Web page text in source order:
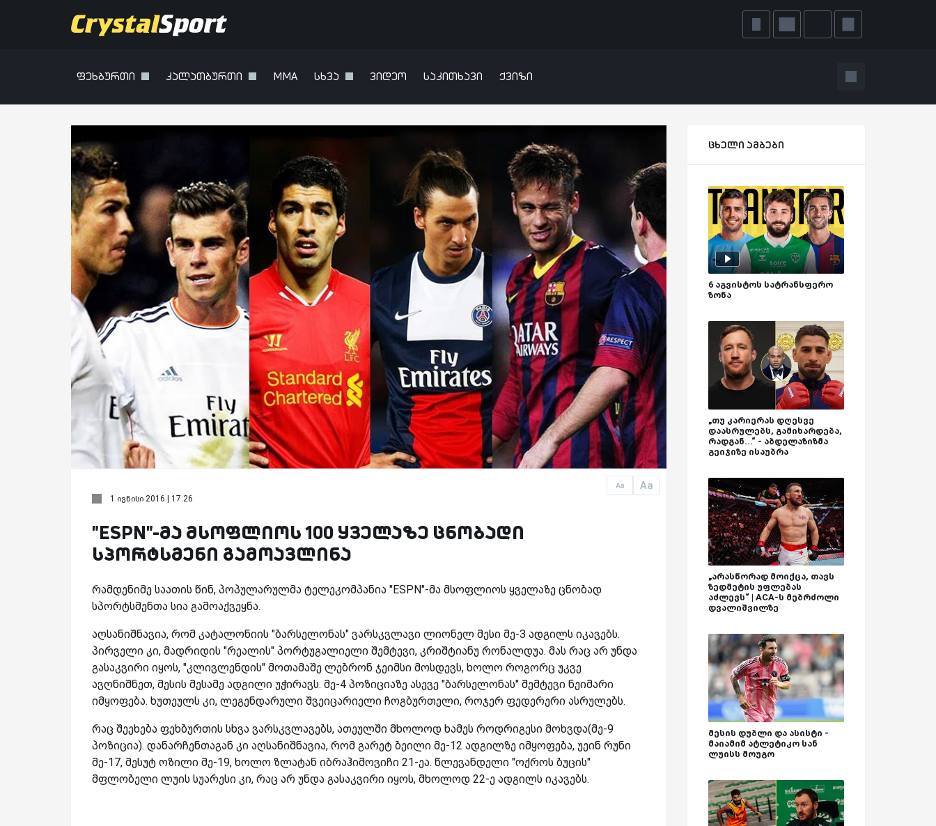
ფეხბურთი კალათბურთი MMA სხვა ვიდეო საკითხავი ქვიზი
Aa Aa
1 ივნისი 2016 | 17:26
"ESPN"-მა მსოფლიოს 100 ყველაზე ცნობადი
სპორტსმენი გამოავლინა
რამდენიმე საათის წინ, პოპულარულმა ტელეკომპანია "ESPN"-მა მსოფლიოს ყველაზე ცნობად
სპორტსმენთა სია გამოაქვეყნა.
აღსანიშნავია, რომ კატალონიის "ბარსელონას" ვარსკვლავი ლიონელ მესი მე-3 ადგილს იკავებს.
პირველი კი, მადრიდის "რეალის" პორტუგალიელი შემტევი, კრიშტიანუ რონალდუა. მას რაც არ უნდა
გასაკვირი იყოს, "კლივლენდის" მოთამაშე ლებრონ ჯეიმსი მოსდევს, ხოლო როგორც უკვე
ავღნიშნეთ, მესის მესამე ადგილი უჭირავს. მე-4 პოზიციაზე ასევე "ბარსელონას" შემტევი ნეიმარი
იმყოფება. ხუთეულს კი, ლეგენდარული შვეიცარიელი ჩოგბურთელი, როჯერ ფედერერი ასრულებს.
რაც შეეხება ფეხბურთის სხვა ვარსკვლავებს, ათეულში მხოლოდ ხამეს როდრიგესი მოხვდა(მე-9
პოზიცია). დანარჩენთაგან კი აღსანიშნავია, რომ გარეტ ბეილი მე-12 ადგილზე იმყოფება, უეინ რუნი
მე-17, მესუტ ოზილი მე-19, ხოლო ზლატან იბრაჰიმოვიჩი 21-ეა. წლევანდელი "ოქროს ბუცის"
მფლობელი ლუის სუარესი კი, რაც არ უნდა გასაკვირი იყოს, მხოლოდ 22-ე ადგილს იკავებს.
ცხელი ამბები
6 აგვისტოს სატრანსფერო
ზონა
„თუ კარიერას დღესვე
დაასრულებს, გამიხარდება,
რადგან...“ - აბდელაზიზმა
გეიჯიზე ისაუბრა
„არასწორად მოიქცა, თავს
ზედმეტის უფლებას
აძლევს“ | ACA-ს მებრძოლი
დვალიშვილზე
მესის დუბლი და ასისტი -
მაიამიმ ატლეტიკო სან
ლუისს მოუგო